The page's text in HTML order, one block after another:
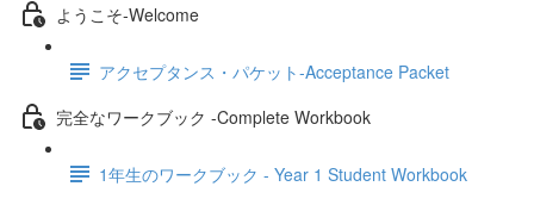
ようこそ‐Welcome
アクセプタンス・パケット‐Acceptance Packet
完全なワークブック -Complete Workbook
1年生のワークブック - Year 1 Student Workbook